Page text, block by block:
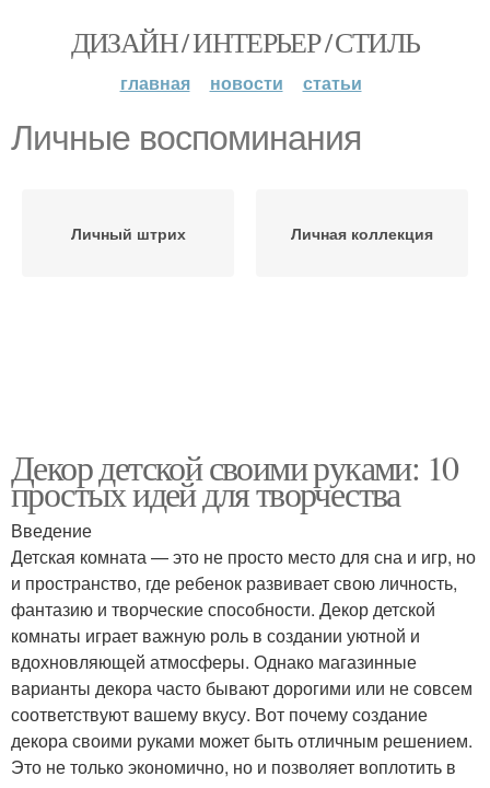
ДИЗАЙН / ИНТЕРЬЕР / СТИЛЬ
главная новости статьи
Личные воспоминания
Личный штрих Личная коллекция
Декор детской своими руками: 10
простых идей для творчества
Введение
Детская комната — это не просто место для сна и игр, но
и пространство, где ребенок развивает свою личность,
фантазию и творческие способности. Декор детской
комнаты играет важную роль в создании уютной и
вдохновляющей атмосферы. Однако магазинные
варианты декора часто бывают дорогими или не совсем
соответствуют вашему вкусу. Вот почему создание
декора своими руками может быть отличным решением.
Это не только экономично, но и позволяет воплотить в